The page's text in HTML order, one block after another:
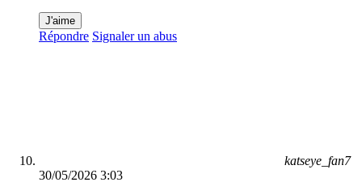
J'aime
Répondre Signaler un abus
katseye_fan7
30/05/2026 3:03